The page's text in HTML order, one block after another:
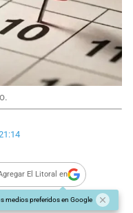
El Litoral en
medios preferidos en Google